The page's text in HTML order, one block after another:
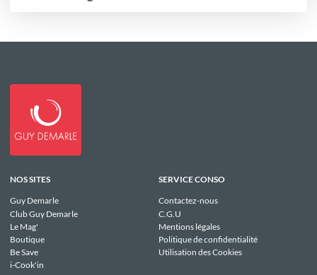
NOS SITES
Guy Demarle
Club Guy Demarle
Le Mag'
Boutique
Be Save
i-Cook'in
SERVICE CONSO
Contactez-nous
C.G.U
Mentions légales
Politique de confidentialité
Utilisation des Cookies